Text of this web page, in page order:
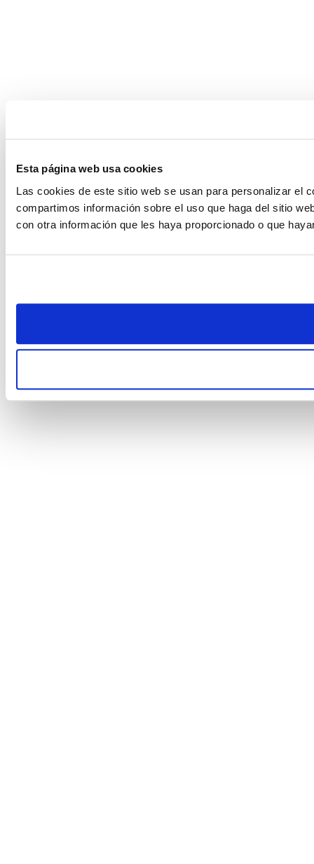
Esta página web usa cookies
Las cookies de este sitio web se usan para personalizar el
compartimos información sobre el uso que haga del sitio
con otra información que les haya proporcionado o que